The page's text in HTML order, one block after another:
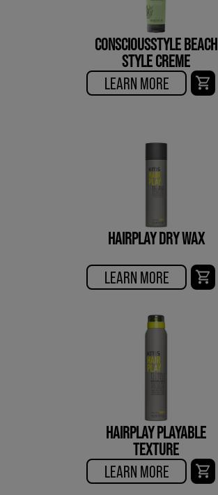
CONSCIOUSSTYLE BEACH
STYLE CREME
LEARN MORE
HAIRPLAY DRY WAX
LEARN MORE
HAIRPLAY PLAYABLE
TEXTURE
LEARN MORE